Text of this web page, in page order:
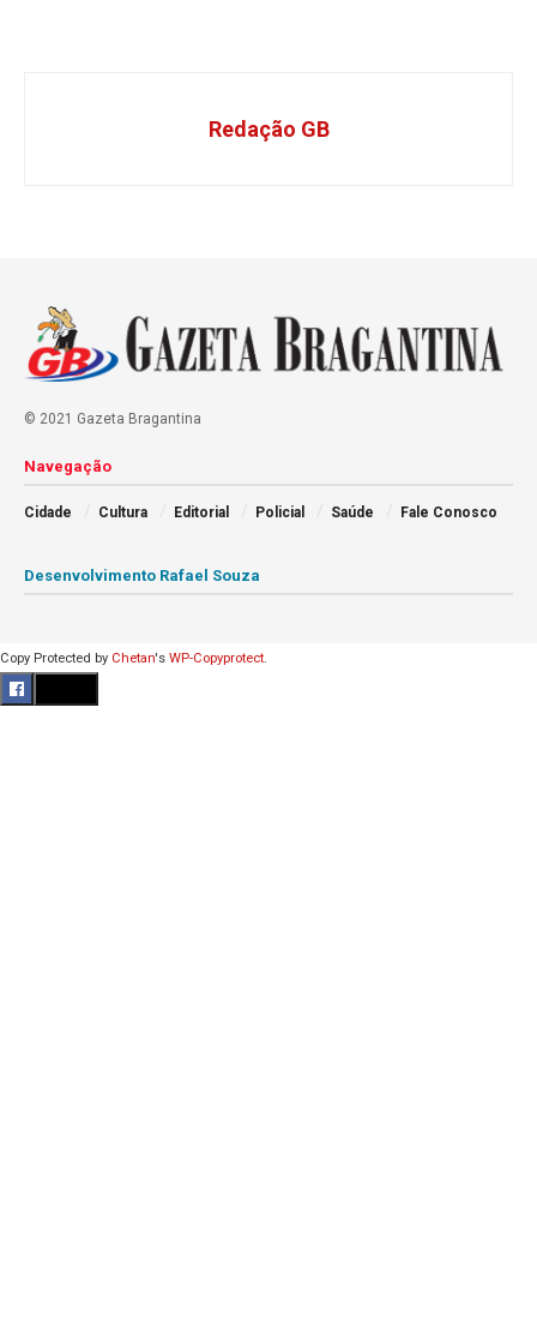
Redação GB
© 2021 Gazeta Bragantina
Navegação
Cidade Cultura Editorial Policial Saúde Fale Conosco
Desenvolvimento Rafael Souza
Copy Protected by Chetan's WP-Copyprotect.